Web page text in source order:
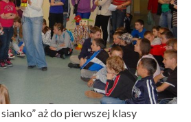
aż do pierwszej klasy